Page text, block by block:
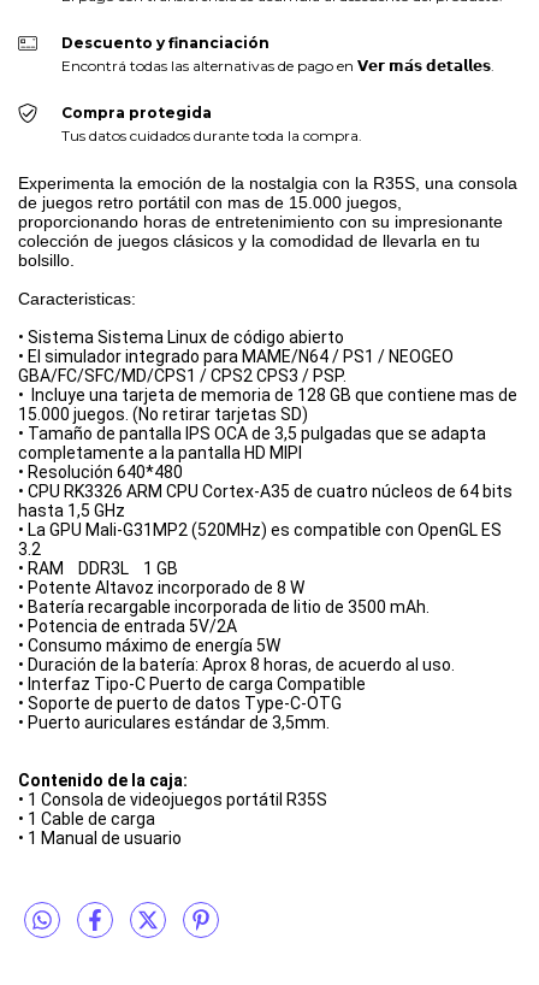
Descuento y financiación
Encontrá todas las alternativas de pago en 𝗩𝗲𝗿 𝗺𝗮́𝘀 𝗱𝗲𝘁𝗮𝗹𝗹𝗲𝘀.
Compra protegida
Tus datos cuidados durante toda la compra.
Experimenta la emoción de la nostalgia con la R35S, una consola
de juegos retro portátil con mas de 15.000 juegos,
proporcionando horas de entretenimiento con su impresionante
colección de juegos clásicos y la comodidad de llevarla en tu
bolsillo.
Caracteristicas:
• Sistema Sistema Linux de código abierto
• El simulador integrado para MAME/N64 / PS1 / NEOGEO
GBA/FC/SFC/MD/CPS1 / CPS2 CPS3 / PSP.
• Incluye una tarjeta de memoria de 128 GB que contiene mas de
15.000 juegos. (No retirar tarjetas SD)
• Tamaño de pantalla IPS OCA de 3,5 pulgadas que se adapta
completamente a la pantalla HD MIPI
• Resolución 640*480
• CPU RK3326 ARM CPU Cortex-A35 de cuatro núcleos de 64 bits
hasta 1,5 GHz
• La GPU Mali-G31MP2 (520MHz) es compatible con OpenGL ES
3.2
• RAM DDR3L 1 GB
• Potente Altavoz incorporado de 8 W
• Batería recargable incorporada de litio de 3500 mAh.
• Potencia de entrada 5V/2A
• Consumo máximo de energía 5W
• Duración de la batería: Aprox 8 horas, de acuerdo al uso.
• Interfaz Tipo-C Puerto de carga Compatible
• Soporte de puerto de datos Type-C-OTG
• Puerto auriculares estándar de 3,5mm.
Contenido de la caja:
• 1 Consola de videojuegos portátil R35S
• 1 Cable de carga
• 1 Manual de usuario